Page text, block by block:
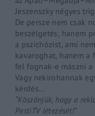
Jeszenszkynégyes
De persze nem csak
beszélgetés, hanem
a pszichózist, ami
kavaroghat, hanem
fel fognak-e mászni a
Vagy nekirohannak
kérdés…
“Köszönjük, hogy a
PestiTV létezését!”